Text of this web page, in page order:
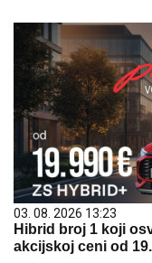
03. 08. 2026 13:23
Hibrid broj 1 koji
akcijskoj ceni od